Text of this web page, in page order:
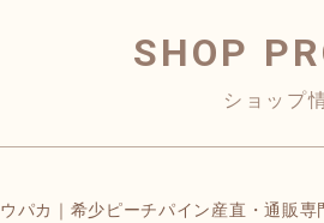
SHOP
ショップ
パカ｜希少ピーチパイン産直・通販専